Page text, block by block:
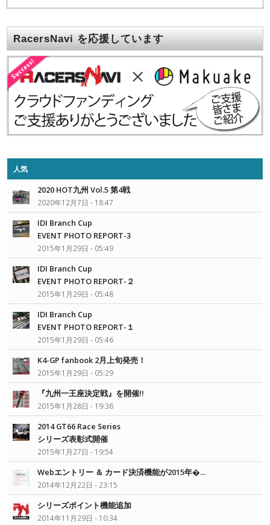
RacersNavi を応援しています
人気
2020 HOT九州 Vol.5 第4戦
2020年12月7日 - 18:47
IDI Branch Cup
EVENT PHOTO REPORT-3
2015年1月29日 - 05:49
IDI Branch Cup
EVENT PHOTO REPORT-２
2015年1月29日 - 05:48
IDI Branch Cup
EVENT PHOTO REPORT-１
2015年1月29日 - 05:46
K4-GP fanbook 2月上旬発売！
2015年1月29日 - 05:29
『九州一王座決定戦』を開催!!
2015年1月28日 - 19:36
2014 GT66 Race Series
シリーズ表彰式開催
2015年1月27日 - 19:54
Webエントリー ＆ カード決済機能が2015年�...
2014年12月22日 - 23:15
シリーズポイント機能追加
2014年11月29日 - 10:34